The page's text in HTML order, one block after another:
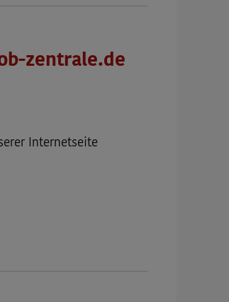
zentrale.de
Internetseite